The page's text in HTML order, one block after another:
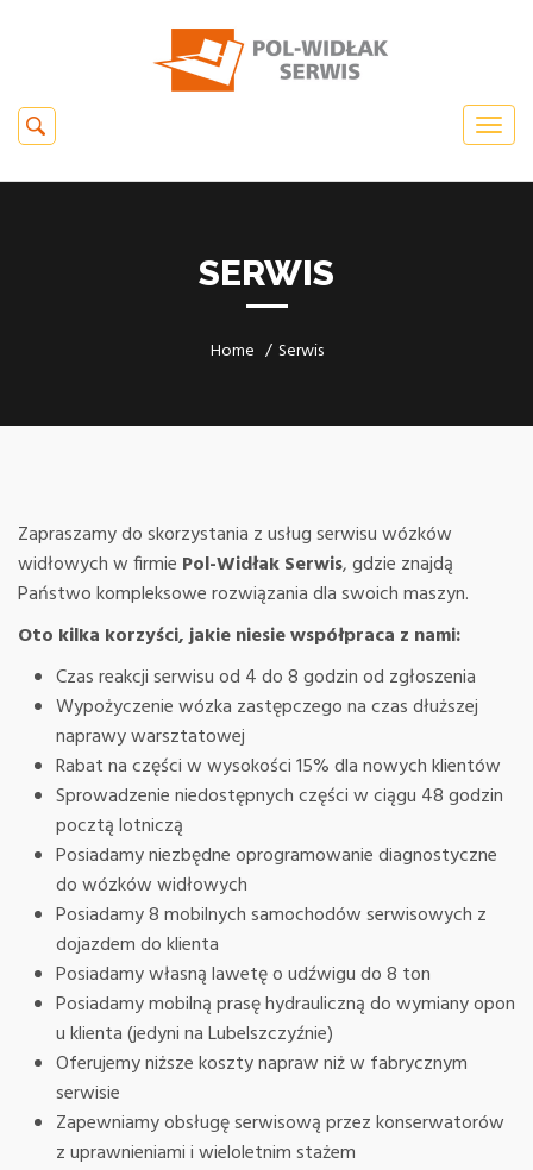
SERWIS
Home Serwis
Zapraszamy do skorzystania z usług serwisu wózków
widłowych w firmie Pol-Widłak Serwis, gdzie znajdą
Państwo kompleksowe rozwiązania dla swoich maszyn.
Oto kilka korzyści, jakie niesie współpraca z nami:
Czas reakcji serwisu od 4 do 8 godzin od zgłoszenia
Wypożyczenie wózka zastępczego na czas dłuższej
naprawy warsztatowej
Rabat na części w wysokości 15% dla nowych klientów
Sprowadzenie niedostępnych części w ciągu 48 godzin
pocztą lotniczą
Posiadamy niezbędne oprogramowanie diagnostyczne
do wózków widłowych
Posiadamy 8 mobilnych samochodów serwisowych z
dojazdem do klienta
Posiadamy własną lawetę o udźwigu do 8 ton
Posiadamy mobilną prasę hydrauliczną do wymiany opon
u klienta (jedyni na Lubelszczyźnie)
Oferujemy niższe koszty napraw niż w fabrycznym
serwisie
Zapewniamy obsługę serwisową przez konserwatorów
z uprawnieniami i wieloletnim stażem